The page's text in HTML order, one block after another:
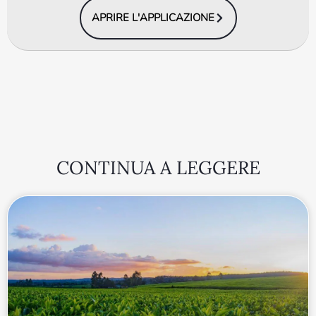
APRIRE L'APPLICAZIONE
CONTINUA A LEGGERE